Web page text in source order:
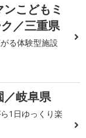
こどもミ
／三重県
る体験型施設
／岐阜県
1日ゆっくり楽